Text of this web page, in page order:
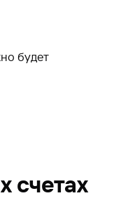
будет
счетах